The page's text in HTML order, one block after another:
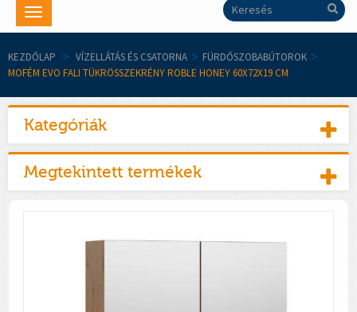
Toggle
navigation
KEZDŐLAP > VÍZELLÁTÁS ÉS CSATORNA > FÜRDŐSZOBABÚTOROK >
MOFÉM EVO FALI TÜKRÖSSZEKRÉNY ROBLE HONEY 60X72X19 CM
Kategóriák
Megtekintett termékek